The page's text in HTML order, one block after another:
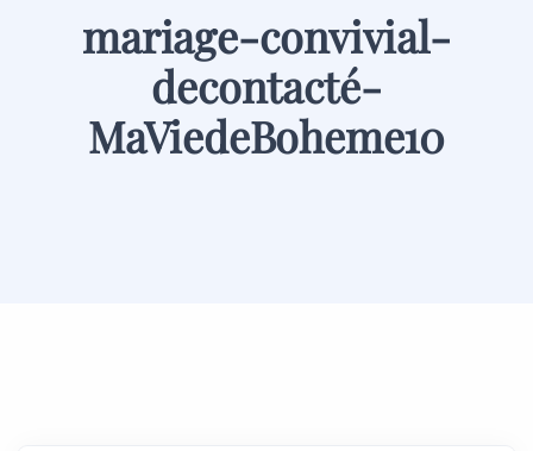
mariage-convivial-
decontacté-
MaViedeBoheme10